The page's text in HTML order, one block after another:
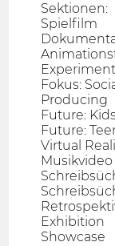
Sektionen:
Spielfilm
Fokus:
Producing
Future: Kids
Future:
Virtual
Musikvideo
Exhibition
Showcase